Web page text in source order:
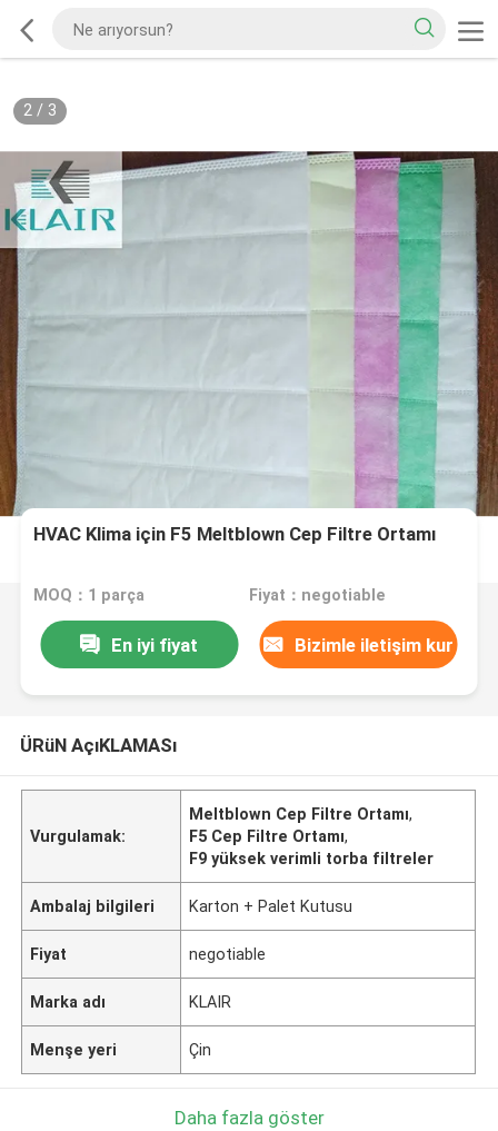
2/ 3
HVAC Klima için F5 Meltblown Cep Filtre Ortamı
MOQ：1 parça Fiyat：negotiable
En iyi fiyat Bizimle iletişim kur
ÜRüN AçıKLAMASı
Vurgulamak:
Meltblown Cep Filtre Ortamı,
F5 Cep Filtre Ortamı,
F9 yüksek verimli torba filtreler
Ambalaj bilgileri Karton + Palet Kutusu
Fiyat negotiable
Marka adı KLAIR
Menşe yeri Çin
Daha fazla göster